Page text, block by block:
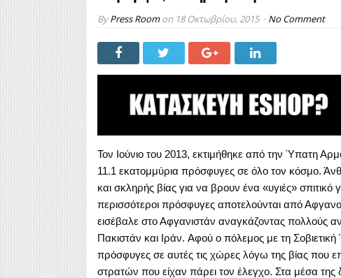
ByPress Roomon 18 Οκτωβρίου, 2015 No Comment
Τον Ιούνιο του 2013, εκτιμήθηκε από την Ύπατη
11.1 εκατομμύρια πρόσφυγες σε όλο τον κόσμο.
και σκληρής βίας για να βρουν ένα «υγιές» σπιτικό
περισσότεροι πρόσφυγες αποτελούνται από
εισέβαλε στο Αφγανιστάν αναγκάζοντας πολλούς
Πακιστάν και Ιράν. Αφού ο πόλεμος με τη
πρόσφυγες σε αυτές τις χώρες λόγω της βίας που
στρατών που είχαν πάρει τον έλεγχο. Στα μέσα της